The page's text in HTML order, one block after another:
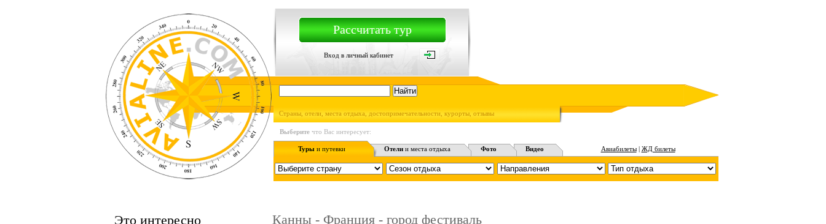
Рассчитать тур
Вход в личный кабинет
Страны, отели, места отдыха, достопримечательности, курорты, отзывы
Выберите что Вас интересует:
Турыи путевки Отели и места отдыха Фото Видео Авиабилеты| ЖД билеты
Это интересно
Канны - Франция - город фестиваль